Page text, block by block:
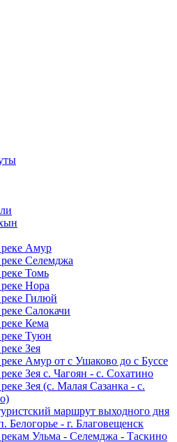
Амур
Селемджа
Томь
Нора
Гилюй
Салокачи
Кема
Туюн
Зея
Амур от с Ушаково до с Буссе
Зея с. Чагоян - с. Сохатино
Зея (c. Малая Сазанка - с.
маршрут выходного дня
Белогорье - г. Благовещенск
Ульма - Селемджа - Таскино